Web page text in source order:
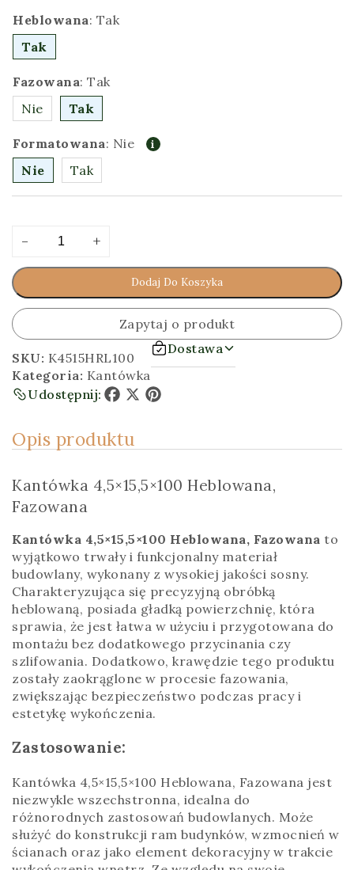
Heblowana: Tak
Tak
Fazowana: Tak
Nie
Tak
Formatowana: Nie
Nie
Tak
-
Kantówka
4,5x15,5x100
[cm]
Heblowana,
Fazowana
+
Dodaj Do Koszyka
Alternative:
Zapytaj o produkt
SKU: K4515HRL100
Kategoria: Kantówka
Dostawa
Udostępnij:
Opis produktu
Kantówka 4,5×15,5×100 Heblowana,
Fazowana
Kantówka 4,5×15,5×100 Heblowana, Fazowana to
wyjątkowo trwały i funkcjonalny materiał
budowlany, wykonany z wysokiej jakości sosny.
Charakteryzująca się precyzyjną obróbką
heblowaną, posiada gładką powierzchnię, która
sprawia, że jest łatwa w użyciu i przygotowana do
montażu bez dodatkowego przycinania czy
szlifowania. Dodatkowo, krawędzie tego produktu
zostały zaokrąglone w procesie fazowania,
zwiększając bezpieczeństwo podczas pracy i
estetykę wykończenia.
Zastosowanie:
Kantówka 4,5×15,5×100 Heblowana, Fazowana jest
niezwykle wszechstronna, idealna do
różnorodnych zastosowań budowlanych. Może
służyć do konstrukcji ram budynków, wzmocnień w
ścianach oraz jako element dekoracyjny w trakcie